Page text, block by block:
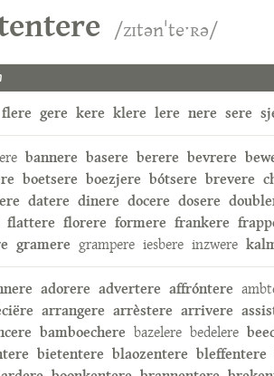
/zɪtənˈteˑʀə/
flere gere kere klere lere nere sere
bannere basere berere bevrere
boetsere boezjere bótsere brevere
datere dinere docere dosere
flattere florere formere frankere
gramere grampere iesbere inzwere
adorere advertere affróntere
arrangere arrèstere arrivere
bamboechere bazelere bedelere
bietentere blaozentere bleffentere